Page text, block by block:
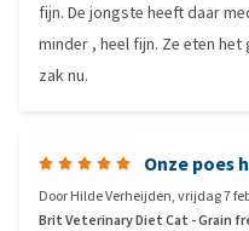
fijn. De jongste heeft daar
minder , heel fijn. Ze eten
zak nu.
Onze poes
DoorHilde Verheijden,vrijdag 7
Brit Veterinary Diet Cat - Grain